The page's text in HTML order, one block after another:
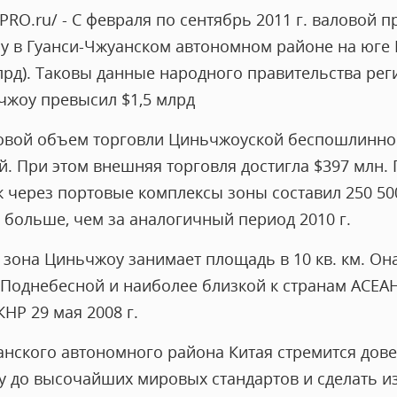
- С февраля по сентябрь 2011 г. валовой
в Гуанси-Чжуанском автономном районе на юге
Таковы данные народного правительства
объем торговли Циньчжоуской
При этом внешняя торговля достигла $397 млн.
портовые комплексы зоны составил 250
больше, чем за аналогичный период 2010 г.
Циньчжоу занимает площадь в 10 кв. км.
и наиболее близкой к странам
29 мая 2008 г.
автономного района Китая стремится
высочайших мировых стандартов и сделать